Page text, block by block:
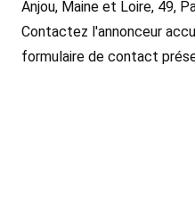
Anjou, Maine et Loire, 49,
Contactez l'annonceur
formulaire de contact